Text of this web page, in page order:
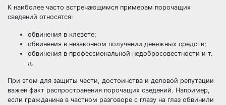
К наиболее часто встречающимся примерам порочащих
сведений относятся:
обвинения в клевете;
обвинения в незаконном получении денежных средств;
обвинения в профессиональной недобросовестности и т.
д.
При этом для защиты чести, достоинства и деловой репутации
важен факт распространения порочащих сведений. Например,
если гражданина в частном разговоре с глазу на глаз обвинили